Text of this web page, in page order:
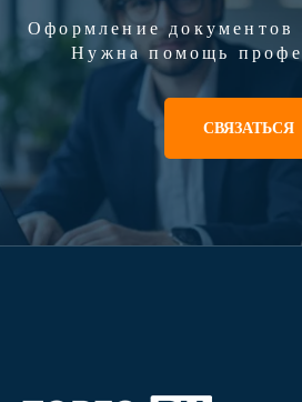
Оформление
Нужна помощь
СВЯЗАТЬСЯ